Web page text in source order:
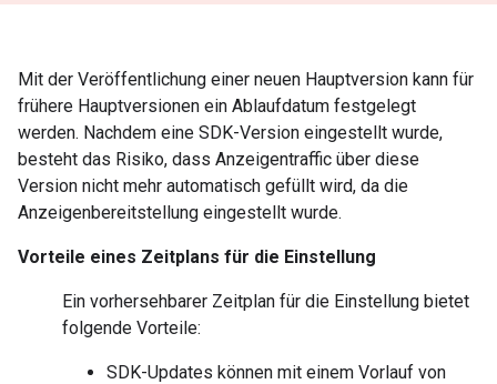
Mit der Veröffentlichung einer neuen Hauptversion kann für
frühere Hauptversionen ein Ablaufdatum festgelegt
werden. Nachdem eine SDK-Version eingestellt wurde,
besteht das Risiko, dass Anzeigentraffic über diese
Version nicht mehr automatisch gefüllt wird, da die
Anzeigenbereitstellung eingestellt wurde.
Vorteile eines Zeitplans für die Einstellung
Ein vorhersehbarer Zeitplan für die Einstellung bietet
folgende Vorteile:
SDK-Updates können mit einem Vorlauf von